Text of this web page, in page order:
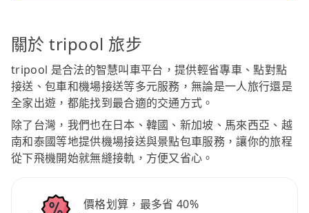
關於 tripool 旅步
tripool 是合法的智慧叫車平台，提供輕省專車、點對點
接送、包車和機場接送等多元服務，無論是一人旅行還是
全家出遊，都能找到最合適的交通方式。
除了台灣，我們也在日本、韓國、新加坡、馬來西亞、越
南和泰國等地提供機場接送與景點包車服務，讓你的旅程
從下飛機開始就無縫接軌，方便又省心。
價格划算，最多省 40%